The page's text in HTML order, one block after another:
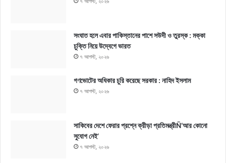
সংঘাত হলে এবার পাকিস্তানের পাশে সউদী ও তুরস্ক : মক্কা
চুক্তি নিয়ে উদ্বেগে ভারত
৭ আগস্ট, ২০২৬
গণভোটের অধিকার চুরি করেছে সরকার : নাহিদ ইসলাম
৭ আগস্ট, ২০২৬
সাকিবের দেশে ফেরার প্রশ্নে ক্রীড়া প্রতিমন্ত্রীÑ‘আর কোনো
সুযোগ নেই’
৭ আগস্ট, ২০২৬